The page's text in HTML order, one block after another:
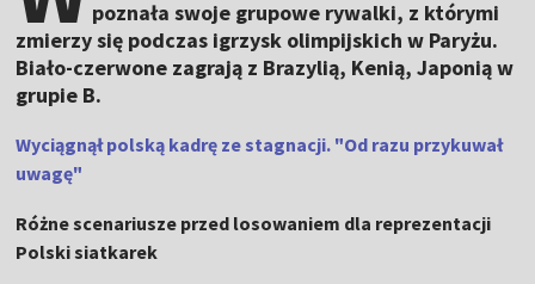
poznała swoje grupowe rywalki, z którymi
zmierzy się podczas igrzysk olimpijskich w Paryżu.
Biało-czerwone zagrają z Brazylią, Kenią, Japonią w
grupie B.
Wyciągnął polską kadrę ze stagnacji. "Od razu przykuwał
uwagę"
Różne scenariusze przed losowaniem dla reprezentacji
Polski siatkarek